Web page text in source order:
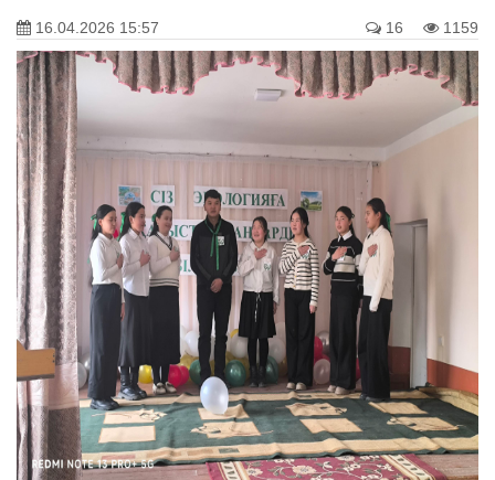
16.04.2026 15:57 1159
16